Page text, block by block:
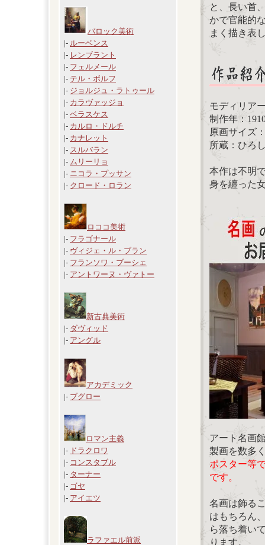
バロック美術
|- ルーベンス
|- レンブラント
|- フェルメール
|- テル・ボルフ
|- ジョルジュ・ラトゥール
|- カラヴァッジョ
|- ベラスケス
|- カルロ・ドルチ
|- カナレット
|- スルバラン
|- ムリーリョ
|- ニコラ・プッサン
|- クロード・ロラン
ロココ美術
|- フラゴナール
|- ヴィジェ・ル・ブラン
|- フランソワ・ブーシェ
|- アントワーヌ・ヴァトー
新古典美術
|- ダヴィッド
|- アングル
アカデミック
|- ブグロー
ロマン主義
|- ドラクロワ
|- コンスタブル
|- ターナー
|- ゴヤ
|- アイエツ
ラファエル前派
と、長い首
かで官能的
まく描き表
モディリア
制作年：
原画サイズ
所蔵：ひろ
本作は不明
身を纏った
アート名画
製画を数多
ポスター等
です。
名画は飾る
はもちろん
ら落ち着い
ります。